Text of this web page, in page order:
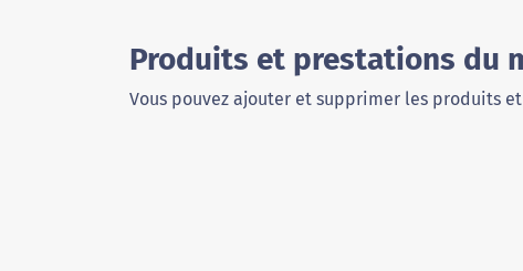
Produits et prestations du
Vous pouvez ajouter et supprimer les produits